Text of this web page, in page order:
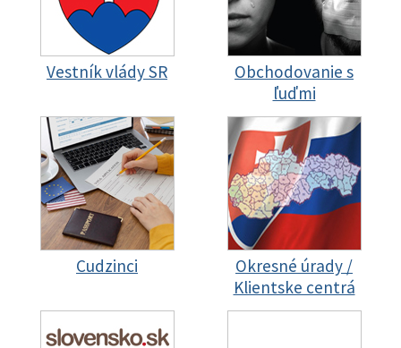
Vestník vlády SR
Obchodovanie s
ľuďmi
Cudzinci
Okresné úrady /
Klientske centrá